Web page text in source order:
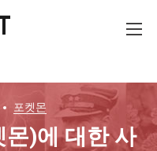
포켓몬
)에 대한 사